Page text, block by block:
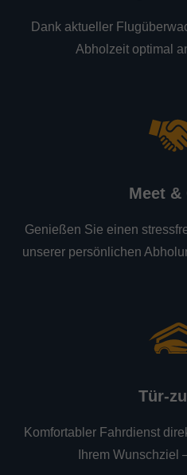
Dank aktueller
Abholzeit optimal
Meet &
Genießen Sie einen
unserer persönlichen
Tür-
Komfortabler Fahrdienst
Ihrem Wunschziel